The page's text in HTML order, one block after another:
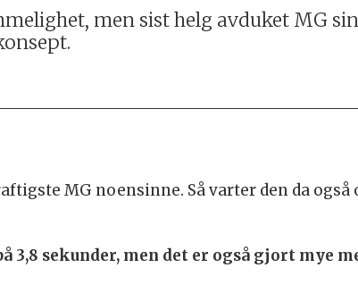
men sist helg avduket MG
MG noensinne. Så varter den da
sekunder, men det er også gjort mye